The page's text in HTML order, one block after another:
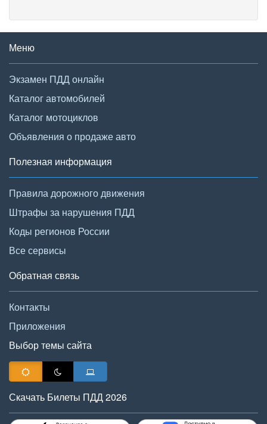
Меню
Экзамен ПДД онлайн
Каталог автомобилей
Каталог мотоциклов
Объявления о продаже авто
Полезная информация
Правила дорожного движения
Штрафы за нарушения ПДД
Коды регионов России
Все сервисы
Обратная связь
Контакты
Приложения
Выбор темы сайта
Скачать Билеты ПДД 2026